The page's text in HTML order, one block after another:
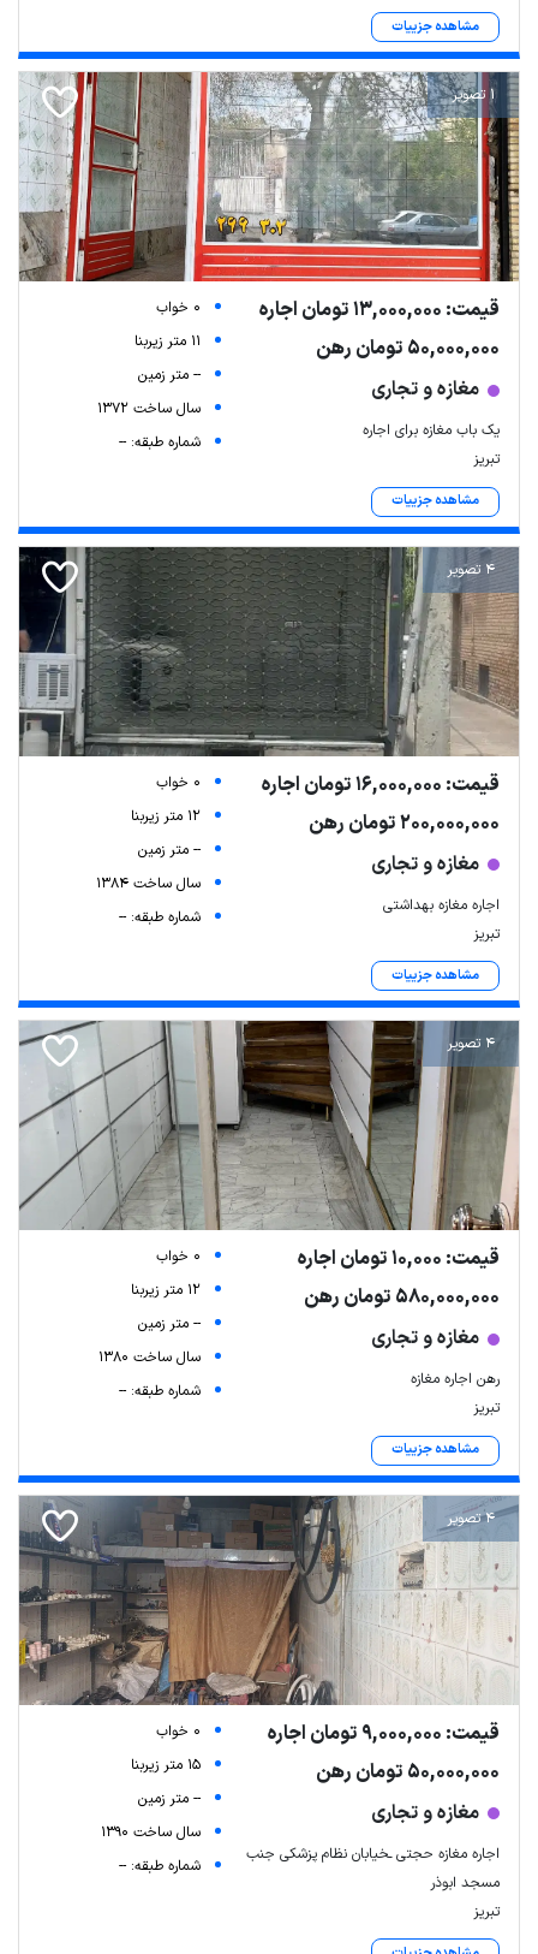
مشاهده جزییات
1 تصویر
قیمت: 13,000,000 تومان اجاره
50,000,000 تومان رهن
مغازه و تجاری
یک باب مغازه برای اجاره
تبریز
مشاهده جزییات
0 خواب
11 متر زیربنا
-- متر زمین
سال ساخت 1372
شماره طبقه: --
4 تصویر
قیمت: 16,000,000 تومان اجاره
200,000,000 تومان رهن
مغازه و تجاری
اجاره مغازه بهداشتی
تبریز
مشاهده جزییات
0 خواب
12 متر زیربنا
-- متر زمین
سال ساخت 1384
شماره طبقه: --
4 تصویر
قیمت: 10,000 تومان اجاره
580,000,000 تومان رهن
مغازه و تجاری
رهن اجاره مغازه
تبریز
مشاهده جزییات
0 خواب
12 متر زیربنا
-- متر زمین
سال ساخت 1380
شماره طبقه: --
4 تصویر
قیمت: 9,000,000 تومان اجاره
50,000,000 تومان رهن
مغازه و تجاری
اجاره مغازه حجتی ـخیابان نظام پزشکی جنب
مسجد ابوذر
تبریز
0 خواب
15 متر زیربنا
-- متر زمین
سال ساخت 1390
شماره طبقه: --